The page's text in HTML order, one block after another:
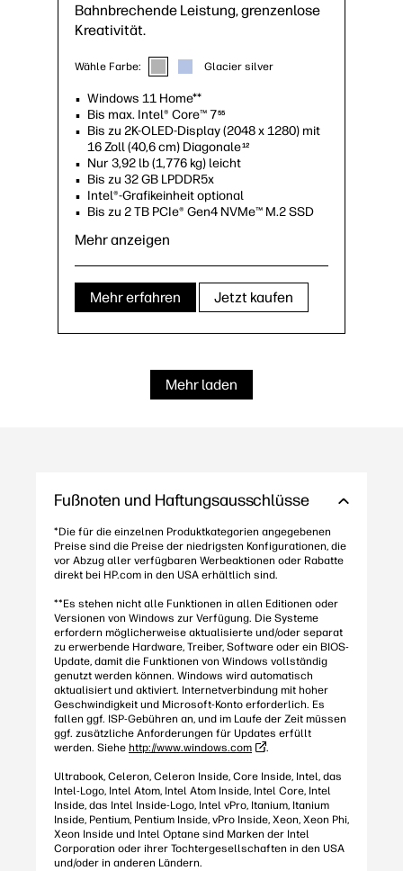
Bahnbrechende Leistung, grenzenlose
Kreativität.
Wähle Farbe: Glacier silver
Windows 11 Home**
Bis max. Intel® Core™ 755
Bis zu 2K-OLED-Display (2048 x 1280) mit
16 Zoll (40,6 cm) Diagonale12
Nur 3,92 lb (1,776 kg) leicht
Bis zu 32 GB LPDDR5x
Intel®-Grafikeinheit optional
Bis zu 2 TB PCIe® Gen4 NVMe™ M.2 SSD
Mehr anzeigen
Mehr erfahren Jetzt kaufen
Mehr laden
Fußnoten und Haftungsausschlüsse
*Die für die einzelnen Produktkategorien angegebenen
Preise sind die Preise der niedrigsten Konfigurationen, die
vor Abzug aller verfügbaren Werbeaktionen oder Rabatte
direkt bei HP.com in den USA erhältlich sind.
**Es stehen nicht alle Funktionen in allen Editionen oder
Versionen von Windows zur Verfügung. Die Systeme
erfordern möglicherweise aktualisierte und/oder separat
zu erwerbende Hardware, Treiber, Software oder ein BIOS-
Update, damit die Funktionen von Windows vollständig
genutzt werden können. Windows wird automatisch
aktualisiert und aktiviert. Internetverbindung mit hoher
Geschwindigkeit und Microsoft-Konto erforderlich. Es
fallen ggf. ISP-Gebühren an, und im Laufe der Zeit müssen
ggf. zusätzliche Anforderungen für Updates erfüllt
werden. Siehe http://www.windows.com .
Ultrabook, Celeron, Celeron Inside, Core Inside, Intel, das
Intel-Logo, Intel Atom, Intel Atom Inside, Intel Core, Intel
Inside, das Intel Inside-Logo, Intel vPro, Itanium, Itanium
Inside, Pentium, Pentium Inside, vPro Inside, Xeon, Xeon Phi,
Xeon Inside und Intel Optane sind Marken der Intel
Corporation oder ihrer Tochtergesellschaften in den USA
und/oder in anderen Ländern.